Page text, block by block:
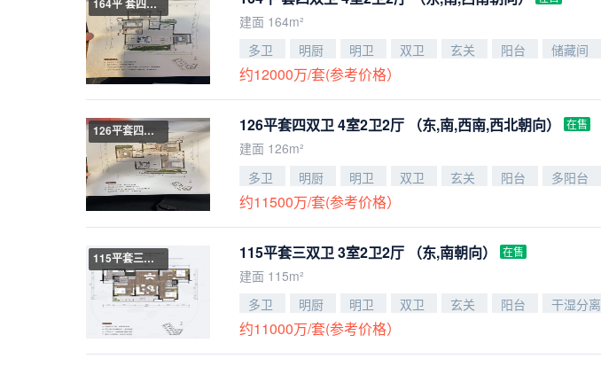
164平 套四双卫
建面 164m²
多卫
明厨 明卫 双卫 玄关 阳台 储藏间
约12000万/套(参考价格）
126平套四双卫 126平套四双卫 4室2卫2厅 （东,南,西南,西北朝向） 在售
建面 126m²
多卫
明厨 明卫 双卫 玄关 阳台 多阳台
约11500万/套(参考价格）
115平套三双卫 115平套三双卫 3室2卫2厅 （东,南朝向） 在售
建面 115m²
多卫
明厨 明卫 双卫 玄关 阳台 干湿分离
约11000万/套(参考价格）